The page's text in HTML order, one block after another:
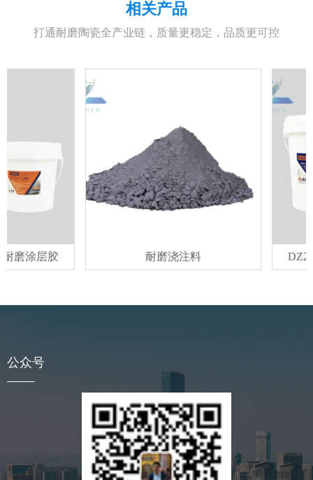
相关产品
打通耐磨陶瓷全产业链，质量更稳定，品质更可控
涂层胶 耐磨浇注料 DZ228
公众号